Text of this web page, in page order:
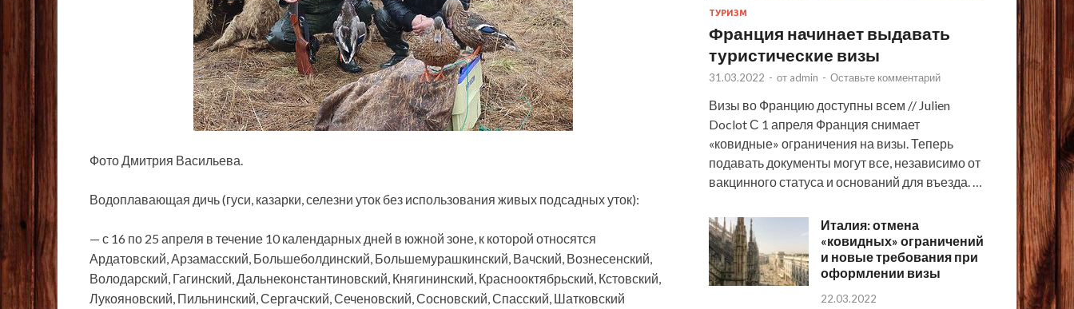
Фото Дмитрия Васильева.
Водоплавающая дичь (гуси, казарки, селезни уток без использования живых подсадных уток):
— с 16 по 25 апреля в течение 10 календарных дней в южной зоне, к которой относятся
Ардатовский, Арзамасский, Большеболдинский, Большемурашкинский, Вачский, Вознесенский,
Володарский, Гагинский, Дальнеконстантиновский, Княгининский, Краснооктябрьский, Кстовский,
Лукояновский, Пильнинский, Сергачский, Сеченовский, Сосновский, Спасский, Шатковский
ТУРИЗМ
Франция начинает выдавать
туристические визы
31.03.2022 - от admin - Оставьте комментарий
Визы во Францию доступны всем // Julien
Doclot С 1 апреля Франция снимает
«ковидные» ограничения на визы. Теперь
подавать документы могут все, независимо от
вакцинного статуса и оснований для въезда. …
Италия: отмена
«ковидных» ограничений
и новые требования при
оформлении визы
22.03.2022